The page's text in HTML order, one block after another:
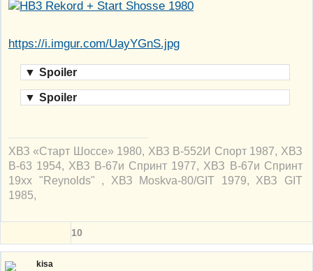
https://i.imgur.com/UayYGnS.jpg
▼ Spoiler
▼ Spoiler
ХВЗ «Старт Шоссе» 1980, ХВЗ В-552И Спорт 1987, ХВЗ
В-63 1954, ХВЗ В-67и Спринт 1977, ХВЗ В-67и Спринт
19xx "Reynolds" , ХВЗ Moskva-80/GIT 1979, ХВЗ GIT
1985,
10
kisa